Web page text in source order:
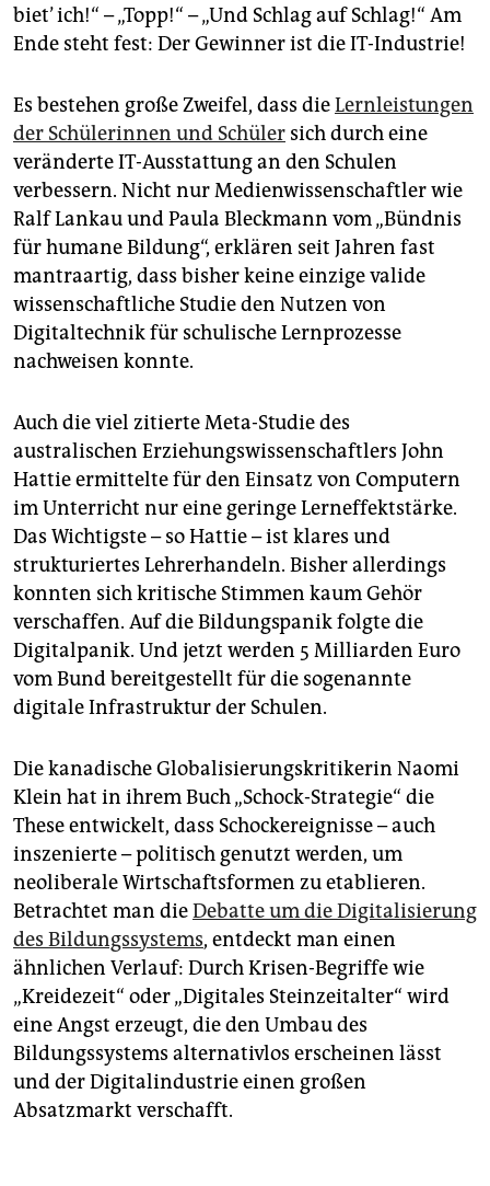
epaper login
biet’ ich!“ – „Topp!“ – „Und Schlag auf Schlag!“ Am
Ende steht fest: Der Gewinner ist die IT-Industrie!
Es bestehen große Zweifel, dass dieLernleistungen
der Schülerinnen und Schüler sich durch eine
veränderte IT-Ausstattung an den Schulen
verbessern. Nicht nur Medienwissenschaftler wie
Ralf Lankau und Paula Bleckmann vom „Bündnis
für humane Bildung“, erklären seit Jahren fast
mantraartig, dass bisher keine einzige valide
wissenschaftliche Studie den Nutzen von
Digitaltechnik für schulische Lernprozesse
nachweisen konnte.
Auch die viel zitierte Meta-Studie des
australischen Erziehungswissenschaftlers John
Hattie ermittelte für den Einsatz von Computern
im Unterricht nur eine geringe Lerneffektstärke.
Das Wichtigste – so Hattie – ist klares und
strukturiertes Lehrerhandeln. Bisher allerdings
konnten sich kritische Stimmen kaum Gehör
verschaffen. Auf die Bildungspanik folgte die
Digitalpanik. Und jetzt werden 5 Milliarden Euro
vom Bund bereitgestellt für die sogenannte
digitale Infrastruktur der Schulen.
Die kanadische Globalisierungskritikerin Naomi
Klein hat in ihrem Buch „Schock-Strategie“ die
These entwickelt, dass Schockereignisse – auch
inszenierte – politisch genutzt werden, um
neoliberale Wirtschaftsformen zu etablieren.
Betrachtet man dieDebatte um die Digitalisierung
des Bildungssystems, entdeckt man einen
ähnlichen Verlauf: Durch Krisen-Begriffe wie
„Kreidezeit“ oder „Digitales Steinzeitalter“ wird
eine Angst ­erzeugt, die den Umbau des
Bildungssystems alternativlos erscheinen lässt
und der Digital­industrie einen großen
Absatzmarkt verschafft.